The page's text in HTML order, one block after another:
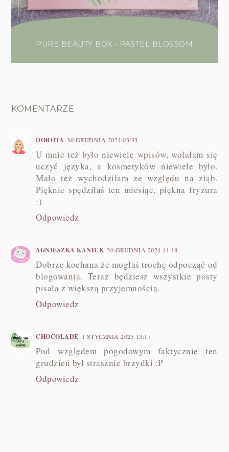
PURE BEAUTY BOX - PASTEL BLOSSOM
KOMENTARZE
DOROTA 30 GRUDNIA 2024 03:33
U mnie też było niewiele wpisów, wolałam się
uczyć języka, a kosmetyków niewiele było.
Mało też wychodziłam ze względu na ziąb.
Pięknie spędziłaś ten miesiąc, piękna fryzura
:)
Odpowiedz
AGNIESZKA KANIUK 30 GRUDNIA 2024 11:18
Dobrze kochana że mogłaś trochę odpocząć od
blogowania. Teraz będziesz wszystkie posty
pisała z większą przyjemnością.
Odpowiedz
CHOCOLADE 1 STYCZNIA 2025 13:17
Pod względem pogodowym faktycznie ten
grudzień był strasznie brzydki :P
Odpowiedz